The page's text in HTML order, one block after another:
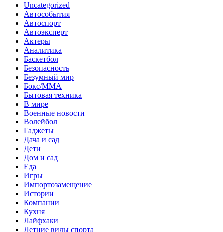
Uncategorized
Автособытия
Автоспорт
Автоэксперт
Актеры
Аналитика
Баскетбол
Безопасность
Безумный мир
Бокс/MMA
Бытовая техника
В мире
Военные новости
Волейбол
Гаджеты
Дача и сад
Дети
Дом и сад
Еда
Игры
Импортозамещение
Истории
Компании
Кухня
Лайфхаки
Летние виды спорта